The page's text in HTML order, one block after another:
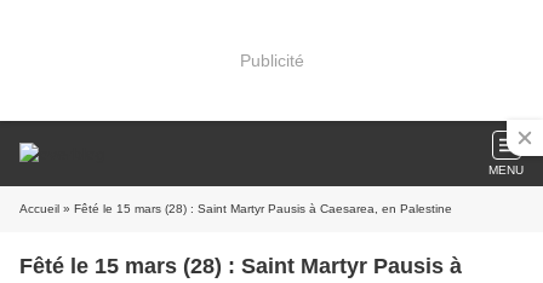
Publicité
MENU
Accueil » Fêté le 15 mars (28) : Saint Martyr Pausis à Caesarea, en Palestine
Fêté le 15 mars (28) : Saint Martyr Pausis à